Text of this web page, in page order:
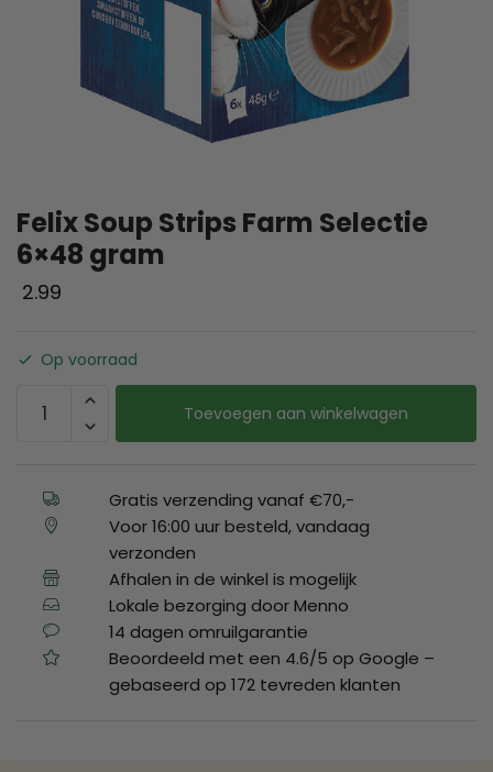
Felix Soup Strips Farm Selectie
6×48 gram
2.99
Op voorraad
Toevoegen aan winkelwagen
Gratis verzending vanaf €70,-
Voor 16:00 uur besteld, vandaag
verzonden
Afhalen in de winkel is mogelijk
Lokale bezorging door Menno
14 dagen omruilgarantie
Beoordeeld met een 4.6/5 op Google –
gebaseerd op 172 tevreden klanten